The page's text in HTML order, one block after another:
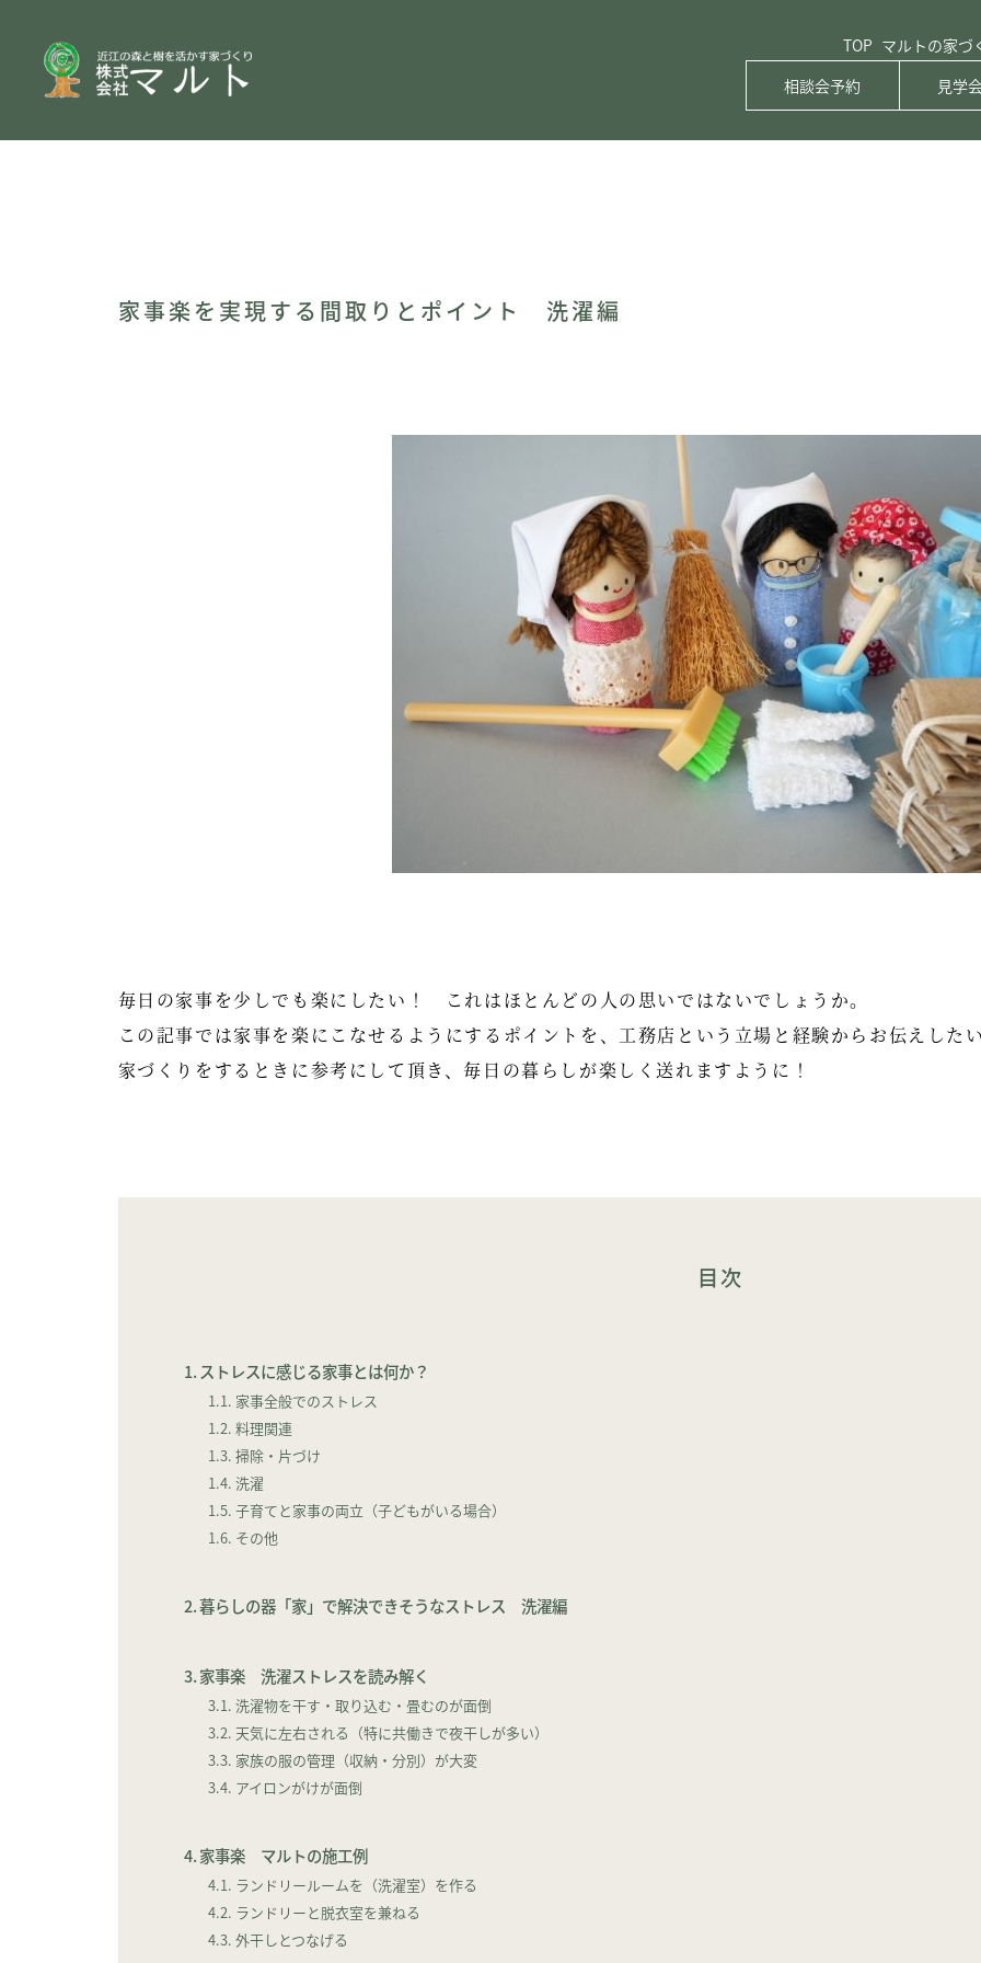
TOP マルトの家づ
相談会予約
見学
家事楽を実現する間取りとポイント 洗濯編
毎日の家事を少しでも楽にしたい！ これはほとんどの人の思いではないでしょうか。
この記事では家事を楽にこなせるようにするポイントを、工務店という立場と経験からお伝えしたい
家づくりをするときに参考にして頂き、毎日の暮らしが楽しく送れますように！
目次
ストレスに感じる家事とは何か？
家事全般でのストレス
料理関連
掃除・片づけ
洗濯
子育てと家事の両立（子どもがいる場合）
その他
暮らしの器「家」で解決できそうなストレス 洗濯編
家事楽 洗濯ストレスを読み解く
洗濯物を干す・取り込む・畳むのが面倒
天気に左右される（特に共働きで夜干しが多い）
家族の服の管理（収納・分別）が大変
アイロンがけが面倒
家事楽 マルトの施工例
ランドリールームを（洗濯室）を作る
ランドリーと脱衣室を兼ねる
外干しとつなげる